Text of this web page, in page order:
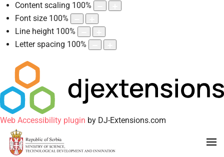
Content scaling 100%
Font size 100%
Line height 100%
Letter spacing 100%
Web Accessibility plugin by DJ-Extensions.com